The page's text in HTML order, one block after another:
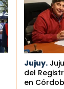
Jujuy.
del
en